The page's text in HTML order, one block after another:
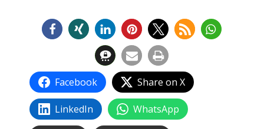
Facebook Share on X
LinkedIn WhatsApp